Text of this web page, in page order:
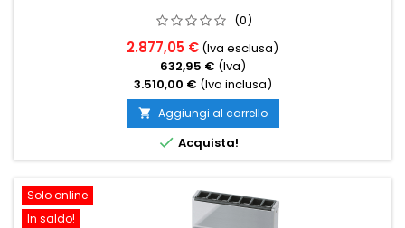
(0)
2.877,05 € (Iva esclusa)
632,95 € (Iva)
3.510,00 € (Iva inclusa)
 Aggiungi al carrello
 Acquista!
Solo online
In saldo!